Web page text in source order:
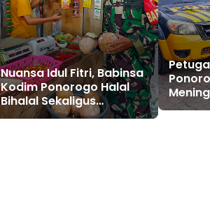
Nuansa Idul Fitri, Babinsa
Kodim Ponorogo Halal
Bihalal Sekaligus
Monitoring Stabilitas
Pos,